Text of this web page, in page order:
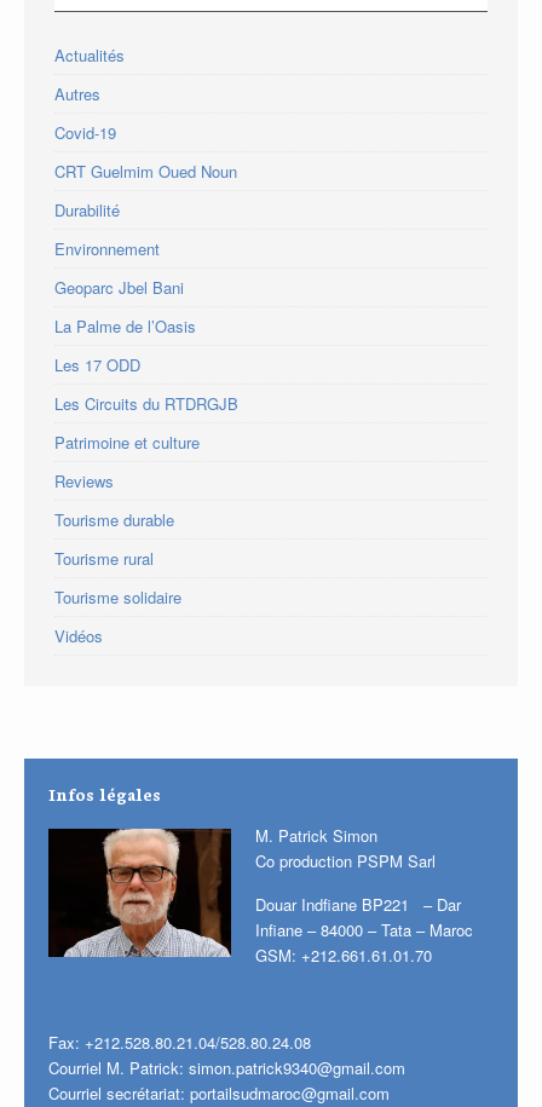
Actualités
Autres
Covid-19
CRT Guelmim Oued Noun
Durabilité
Environnement
Geoparc Jbel Bani
La Palme de l’Oasis
Les 17 ODD
Les Circuits du RTDRGJB
Patrimoine et culture
Reviews
Tourisme durable
Tourisme rural
Tourisme solidaire
Vidéos
Infos légales
M. Patrick Simon
Co production PSPM Sarl
Douar Indfiane BP221 – Dar
Infiane – 84000 – Tata – Maroc
GSM: +212.661.61.01.70
Fax: +212.528.80.21.04/528.80.24.08
Courriel M. Patrick: simon.patrick9340@gmail.com
Courriel secrétariat: portailsudmaroc@gmail.com